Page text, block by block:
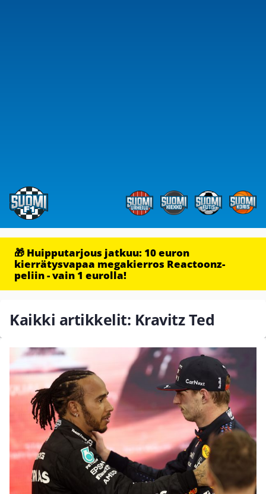
🎁 Huipputarjous jatkuu: 10 euron
kierrätysvapaa megakierros Reactoonz-
peliin - vain 1 eurolla!
Kaikki artikkelit: Kravitz Ted